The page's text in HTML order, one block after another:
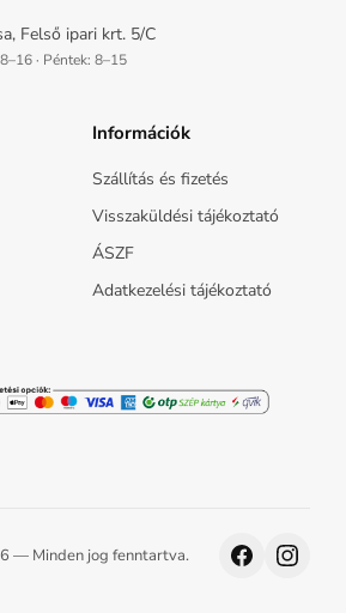
Felső ipari krt. 5/C
· Péntek: 8–15
Információk
Szállítás és fizetés
Visszaküldési tájékoztató
ÁSZF
Adatkezelési tájékoztató
— Minden jog fenntartva.